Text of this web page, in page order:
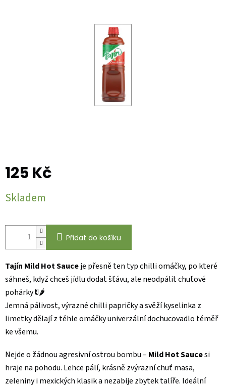
125 Kč
cena:
Skladem
Přidat do košíku
Tajín Mild Hot Sauceje přesně ten typ chilli omáčky, po které
sáhneš, když chceš jídlu dodat šťávu, ale neodpálit chuťové
pohárky 🚦🌶️
Jemná pálivost, výrazné chilli papričky a svěží kyselinka z
limetky dělají z téhle omáčky univerzální dochucovadlo téměř
ke všemu.
Nejde o žádnou agresivní ostrou bombu – Mild Hot Saucesi
hraje na pohodu. Lehce pálí, krásně zvýrazní chuť masa,
zeleniny i mexických klasik a nezabije zbytek talíře. Ideální